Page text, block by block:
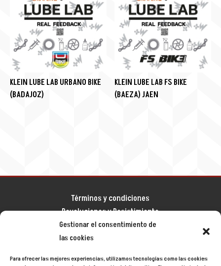
Gestionar el consentimiento de
las cookies
Para ofrecer las mejores experiencias, utilizamos tecnologías como las cookies
KLEIN LUBE LAB URBANO BIKE
(BADAJOZ)
KLEIN LUBE LAB FS BIKE
(BAEZA) JAEN
Términos y condiciones
Devoluciones y Desistimiento
Aviso legal
Política de privacidad